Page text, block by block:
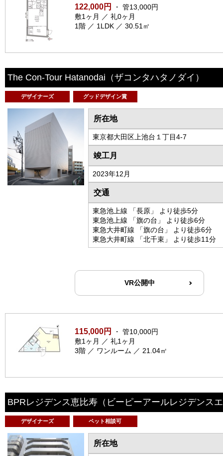
122,000円
・ 管13,000円
敷1ヶ月 ／ 礼0ヶ月
1階 ／ 1LDK ／ 30.51㎡
The Con-Tour Hatanodai （ザコンタハタノダイ）
デザイナーズ グッドデザイン賞
所在地
東京都大田区上池台１丁目4-7
竣工月
2023年12月
交通
東急池上線 「長原」 より徒歩5分
東急池上線 「旗の台」 より徒歩6分
東急大井町線 「旗の台」 より徒歩6分
東急大井町線 「北千束」 より徒歩11分
VR公開中
115,000円
・ 管10,000円
敷1ヶ月 ／ 礼1ヶ月
3階 ／ ワンルーム ／ 21.04㎡
BPRレジデンス恵比寿 （ビーピーアールレジデンス
デザイナーズ ペット相談可
所在地